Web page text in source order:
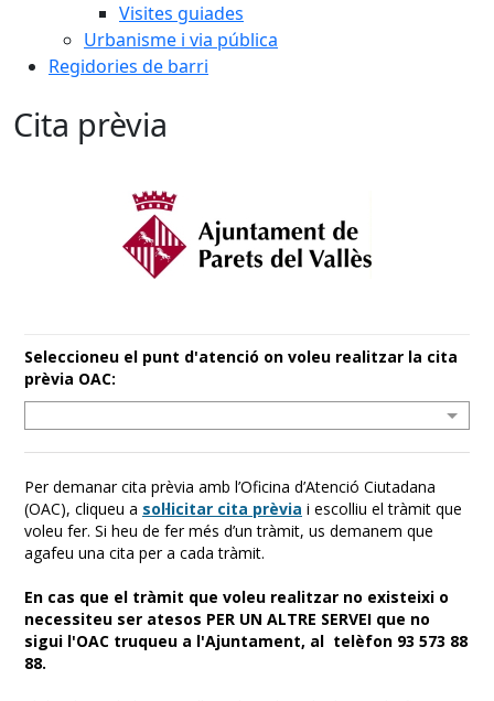
Visites guiades
Urbanisme i via pública
Regidories de barri
Cita prèvia